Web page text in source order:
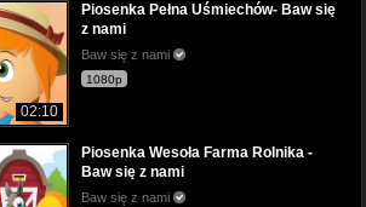
02:10
Piosenka Pełna Uśmiechów- Baw się
z nami
Baw się z nami
1080p
Piosenka Wesoła Farma Rolnika -
Baw się z nami
Baw się z nami